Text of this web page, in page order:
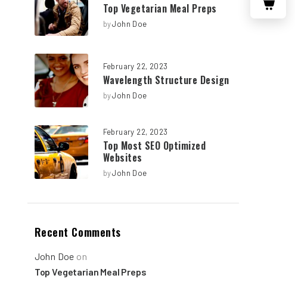
Top Vegetarian Meal Preps
byJohn Doe
February 22, 2023
Wavelength Structure Design
byJohn Doe
February 22, 2023
Top Most SEO Optimized
Websites
byJohn Doe
Recent Comments
John Doe on
Top Vegetarian Meal Preps